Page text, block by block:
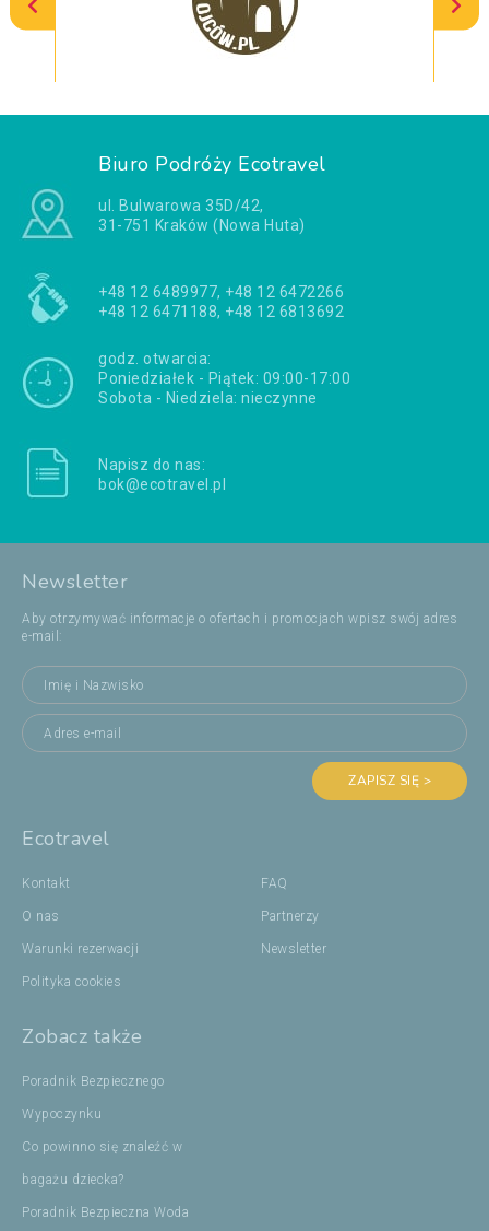
Biuro Podróży Ecotravel
ul. Bulwarowa 35D/42,
31-751 Kraków (Nowa Huta)
+48 12 6489977, +48 12 6472266
+48 12 6471188, +48 12 6813692
godz. otwarcia:
Poniedziałek - Piątek: 09:00-17:00
Sobota - Niedziela: nieczynne
Napisz do nas:
bok@ecotravel.pl
Newsletter
Aby otrzymywać informacje o ofertach i promocjach wpisz swój adres
e-mail:
ZAPISZ SIĘ >
Ecotravel
Kontakt
O nas
Warunki rezerwacji
Polityka cookies
FAQ
Partnerzy
Newsletter
Zobacz także
Poradnik Bezpiecznego
Wypoczynku
Co powinno się znaleźć w
bagażu dziecka?
Poradnik Bezpieczna Woda